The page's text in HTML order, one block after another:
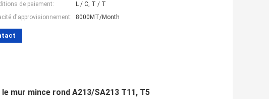
de paiement:
L / C, T / T
d'approvisionnement:
8000MT/Month
mur mince rond A213/SA213 T11, T5